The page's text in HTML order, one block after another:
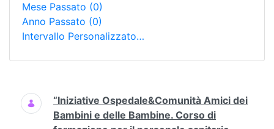
Mese Passato (0)
Anno Passato (0)
Intervallo Personalizzato…
Ricerca
“Iniziative Ospedale&Comunità Amici dei
Bambini e delle Bambine. Corso di